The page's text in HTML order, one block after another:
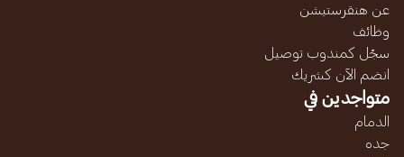
عن هنقرستيشن
وظائف
سجّل كمندوب توصيل
انضم الآن كشريك
متواجدين في
الدمام
جده